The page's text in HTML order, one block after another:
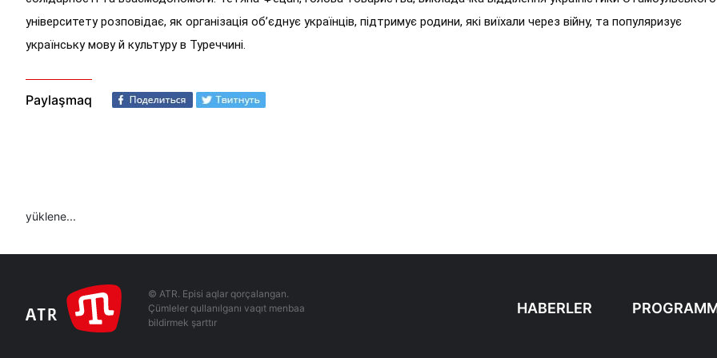
університету розповідає, як організація об’єднує українців, підтримує родини, які виїхали через війну, та популяризує
українську мову й культуру в Туреччині.
Paylaşmaq
yüklene...
© ATR. Episi aqlar qorçalangan.
Çümleler qullanılganı vaqıt menbaa
bildirmek şarttır
HABERLER